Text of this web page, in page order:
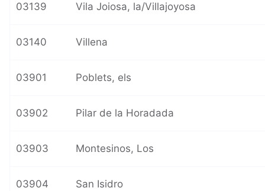
03139 Vila Joiosa, la/Villajoyosa
03140 Villena
03901 Poblets, els
03902 Pilar de la Horadada
03903 Montesinos, Los
03904 San Isidro